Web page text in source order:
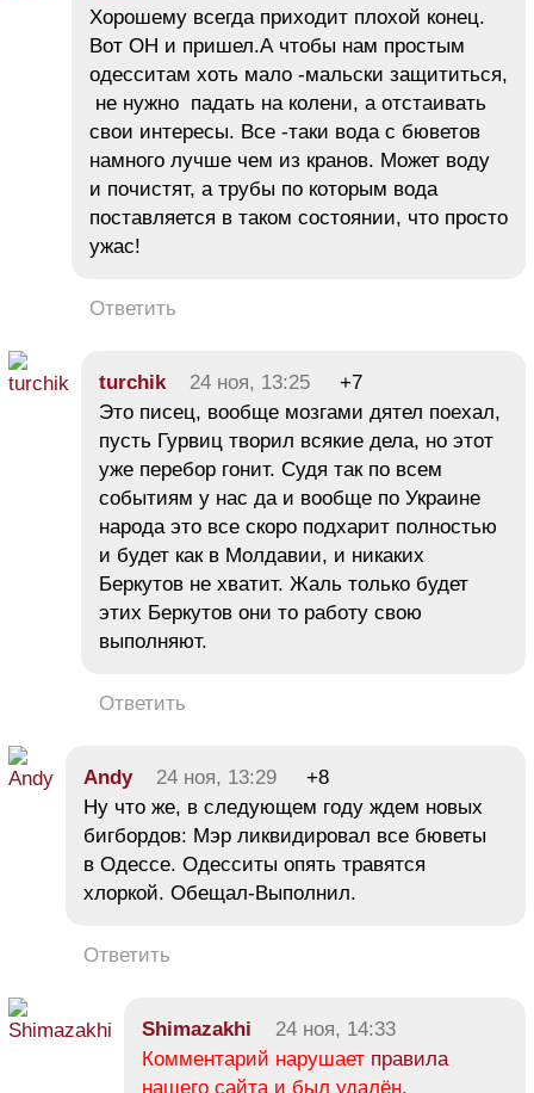
Хорошему всегда приходит плохой конец.
Вот ОН и пришел.А чтобы нам простым
одесситам хоть мало -мальски защититься,
не нужно падать на колени, а отстаивать
свои интересы. Все -таки вода с бюветов
намного лучше чем из кранов. Может воду
и почистят, а трубы по которым вода
поставляется в таком состоянии, что просто
ужас!
Ответить
turchik 24 ноя, 13:25
+7
Это писец, вообще мозгами дятел поехал,
пусть Гурвиц творил всякие дела, но этот
уже перебор гонит. Судя так по всем
событиям у нас да и вообще по Украине
народа это все скоро подхарит полностью
и будет как в Молдавии, и никаких
Беркутов не хватит. Жаль только будет
этих Беркутов они то работу свою
выполняют.
Ответить
Andy 24 ноя, 13:29
+8
Ну что же, в следующем году ждем новых
бигбордов: Мэр ликвидировал все бюветы
в Одессе. Одесситы опять травятся
хлоркой. Обещал-Выполнил.
Ответить
Shimazakhi
24 ноя, 14:33
Комментарий нарушает правила
нашего сайта и был удалён.